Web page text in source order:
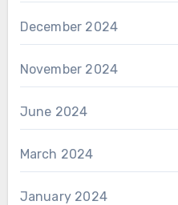
December 2024
November 2024
June 2024
March 2024
January 2024